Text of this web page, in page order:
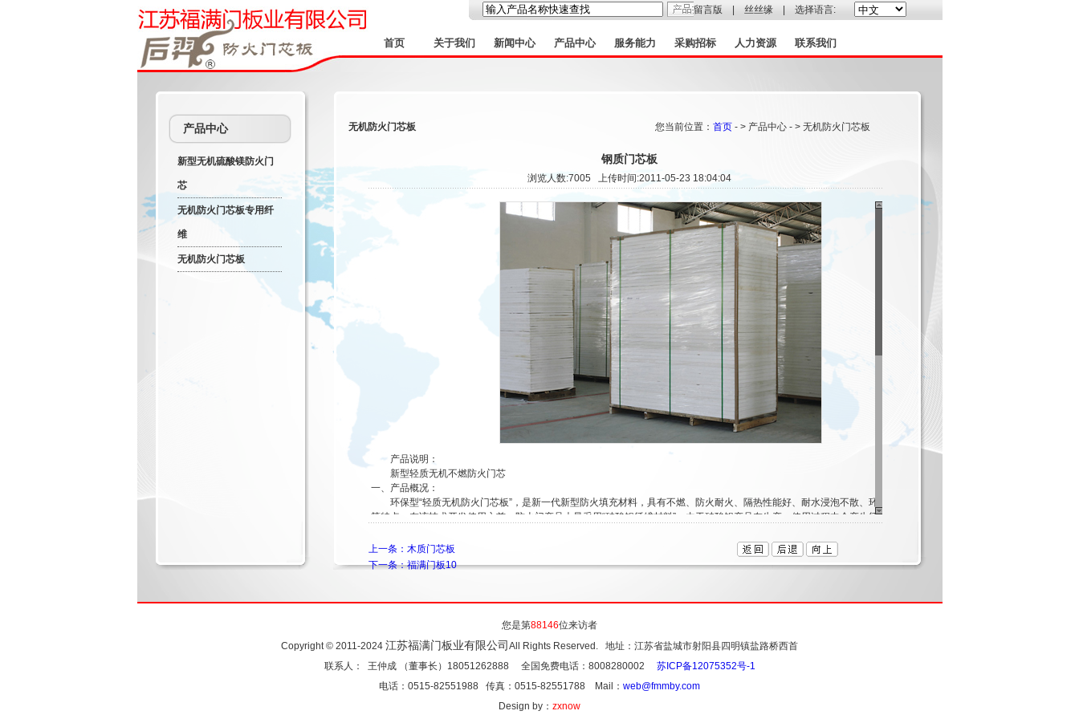
留言版 丝丝缘| 选择语言:
首页 关于我们 新闻中心 产品中心 服务能力 采购招标 人力资源 联系我们
产品中心
新型无机硫酸镁防火门
芯
无机防火门芯板专用纤
维
无机防火门芯板
无机防火门芯板 您当前位置： 首页- > 产品中心 - > 无机防火门芯板
钢质门芯板
浏览人数:7005 上传时间:2011-05-23 18:04:04
产品说明：
新型轻质无机不燃防火门芯
一、产品概况：
环保型“轻质无机防火门芯板”，是新一代新型防火填充材料，具有不燃、防火耐火、隔热性能好、耐水浸泡不散、环保、轻质、隔音
等特点。在该技术开发使用之前，防火门产品大量采用“硅酸铝纤维材料”，由于硅酸铝产品在生产、使用过程中会产生纤维，对人体的健
能指标优于传统的防火材料（硅酸铝、岩棉）。
二、产品特点：
3、施工方便、质轻、隔热、吸音、保温性好
5、符合国家GB8624-2006A1级不燃标准。轻质，高强，不老化、耐腐蚀；
三、主要性能:
上一条：木质门芯板
下一条：福满门板10
您是第88146位来访者
Copyright © 2011-2024 江苏福满门板业有限公司 All Rights Reserved. 地址：江苏省盐城市射阳县四明镇盐路桥西首
联系人： 王仲成 （董事长）18051262888 全国免费电话：8008280002 苏ICP备12075352号-1
电话：0515-82551988 传真：0515-82551788 Mail： web@fmmby.com
Design by： zxnow